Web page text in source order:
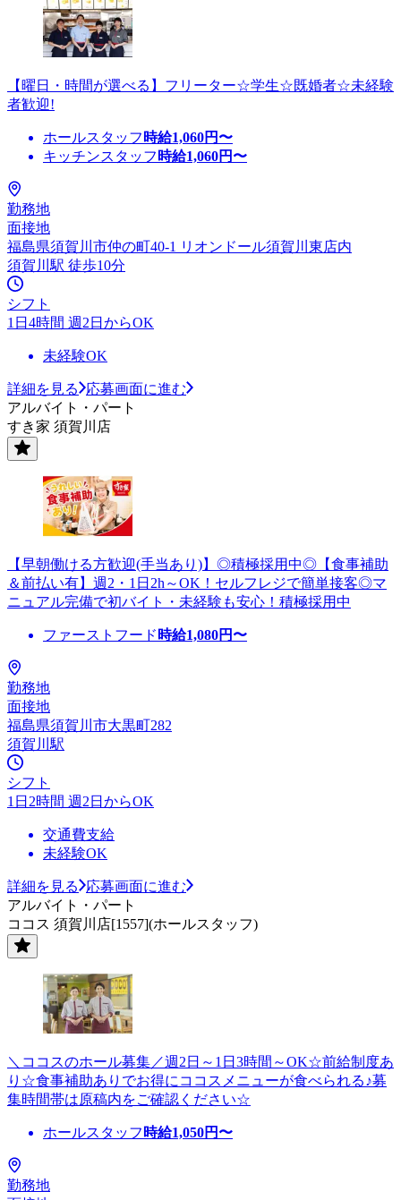
【曜日・時間が選べる】フリーター☆学生☆既婚者☆未経験
者歓迎!
ホールスタッフ 時給1,060円〜
キッチンスタッフ 時給1,060円〜
勤務地
面接地
福島県須賀川市仲の町40-1 リオンドール須賀川東店内
須賀川駅 徒歩10分
シフト
1日4時間 週2日からOK
未経験OK
詳細を見る
応募画面に進む
アルバイト・パート
すき家 須賀川店
【早朝働ける方歓迎(手当あり)】◎積極採用中◎【食事補助
＆前払い有】週2・1日2h～OK！セルフレジで簡単接客◎マ
ニュアル完備で初バイト・未経験も安心！積極採用中
ファーストフード 時給1,080円〜
勤務地
面接地
福島県須賀川市大黒町282
須賀川駅
シフト
1日2時間 週2日からOK
交通費支給
未経験OK
詳細を見る
応募画面に進む
アルバイト・パート
ココス 須賀川店[1557](ホールスタッフ)
＼ココスのホール募集／週2日～1日3時間～OK☆前給制度あ
り☆食事補助ありでお得にココスメニューが食べられる♪募
集時間帯は原稿内をご確認ください☆
ホールスタッフ 時給1,050円〜
勤務地